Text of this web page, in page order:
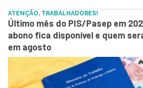
ATENÇÃO, TRABALHADORES!
Último mês do PIS/Pasep em
abono fica disponível e quem
em agosto